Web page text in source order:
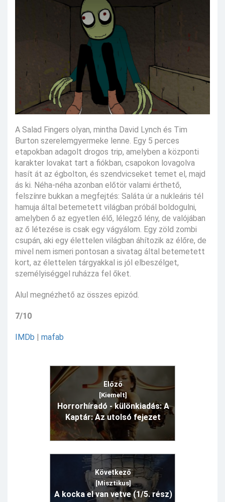
A Salad Fingers olyan, mintha David Lynch és Tim
Burton szerelemgyermeke lenne. Egy 5 perces
etapokban adagolt drogos trip, amelyben a központi
karakter lovakat tart a fiókban, csapokon lovagolva
hasít át az égbolton, és szendvicseket temet el, majd
ás ki. Néha-néha azonban előtör valami érthető,
felszínre bukkan a megfejtés: Saláta úr a nukleáris tél
hamuja által betemetett világban próbál boldogulni,
amelyben ő az egyetlen élő, lélegző lény, de valójában
az ő létezése is csak egy vágyálom. Egy zöld zombi
csupán, aki egy élettelen világban áhítozik az élőre, de
mivel nem ismeri pontosan a sivatag által betemetett
kort, az élettelen tárgyakkal is jól elbeszélget,
személyiséggel ruházza fel őket.
Alul megnézhető az összes epizód.
7/10
IMDb | mafab
Előző
[Kiemelt]
Horrorhíradó - különkiadás: A
Kaptár: Az utolsó fejezet
Következő
[Misztikus]
A kocka el van vetve (1/5. rész)